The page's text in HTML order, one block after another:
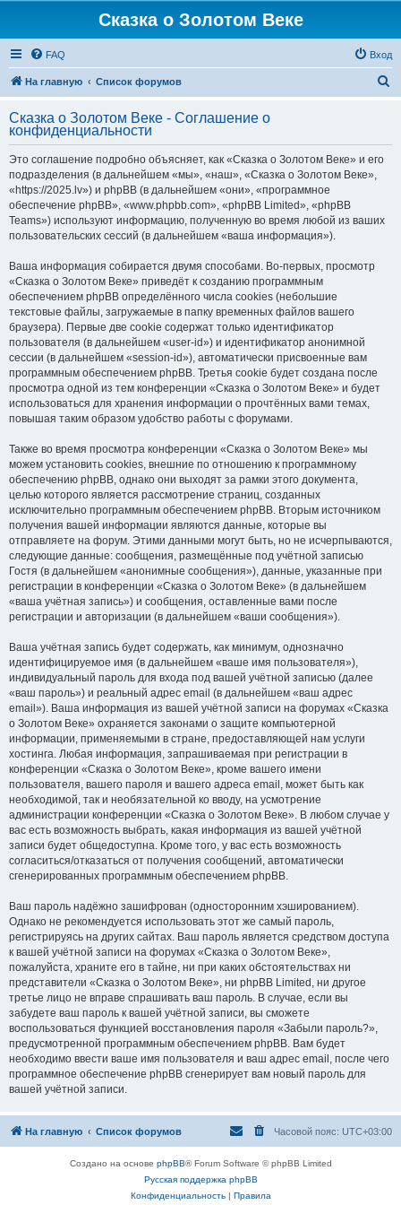
Сказка о Золотом Веке
FAQ Вход
На главную Список форумов
с
Сказка о Золотом Веке - Соглашение о
конфиденциальности
Это соглашение подробно объясняет, как «Сказка о Золотом Веке» и его
подразделения (в дальнейшем «мы», «наш», «Сказка о Золотом Веке»,
«https://2025.lv») и phpBB (в дальнейшем «они», «программное
обеспечение phpBB», «www.phpbb.com», «phpBB Limited», «phpBB
Teams») используют информацию, полученную во время любой из ваших
пользовательских сессий (в дальнейшем «ваша информация»).
Ваша информация собирается двумя способами. Во-первых, просмотр
«Сказка о Золотом Веке» приведёт к созданию программным
обеспечением phpBB определённого числа cookies (небольшие
текстовые файлы, загружаемые в папку временных файлов вашего
браузера). Первые две cookie содержат только идентификатор
пользователя (в дальнейшем «user-id») и идентификатор анонимной
сессии (в дальнейшем «session-id»), автоматически присвоенные вам
программным обеспечением phpBB. Третья cookie будет создана после
просмотра одной из тем конференции «Сказка о Золотом Веке» и будет
использоваться для хранения информации о прочтённых вами темах,
повышая таким образом удобство работы с форумами.
Также во время просмотра конференции «Сказка о Золотом Веке» мы
можем установить cookies, внешние по отношению к программному
обеспечению phpBB, однако они выходят за рамки этого документа,
целью которого является рассмотрение страниц, созданных
исключительно программным обеспечением phpBB. Вторым источником
получения вашей информации являются данные, которые вы
отправляете на форум. Этими данными могут быть, но не исчерпываются,
следующие данные: сообщения, размещённые под учётной записью
Гостя (в дальнейшем «анонимные сообщения»), данные, указанные при
регистрации в конференции «Сказка о Золотом Веке» (в дальнейшем
«ваша учётная запись») и сообщения, оставленные вами после
регистрации и авторизации (в дальнейшем «ваши сообщения»).
Ваша учётная запись будет содержать, как минимум, однозначно
идентифицируемое имя (в дальнейшем «ваше имя пользователя»),
индивидуальный пароль для входа под вашей учётной записью (далее
«ваш пароль») и реальный адрес email (в дальнейшем «ваш адрес
email»). Ваша информация из вашей учётной записи на форумах «Сказка
о Золотом Веке» охраняется законами о защите компьютерной
информации, применяемыми в стране, предоставляющей нам услуги
хостинга. Любая информация, запрашиваемая при регистрации в
конференции «Сказка о Золотом Веке», кроме вашего имени
пользователя, вашего пароля и вашего адреса email, может быть как
необходимой, так и необязательной ко вводу, на усмотрение
администрации конференции «Сказка о Золотом Веке». В любом случае у
вас есть возможность выбрать, какая информация из вашей учётной
записи будет общедоступна. Кроме того, у вас есть возможность
согласиться/отказаться от получения сообщений, автоматически
сгенерированных программным обеспечением phpBB.
Ваш пароль надёжно зашифрован (односторонним хэшированием).
Однако не рекомендуется использовать этот же самый пароль,
регистрируясь на других сайтах. Ваш пароль является средством доступа
к вашей учётной записи на форумах «Сказка о Золотом Веке»,
пожалуйста, храните его в тайне, ни при каких обстоятельствах ни
представители «Сказка о Золотом Веке», ни phpBB Limited, ни другое
третье лицо не вправе спрашивать ваш пароль. В случае, если вы
забудете ваш пароль к вашей учётной записи, вы сможете
воспользоваться функцией восстановления пароля «Забыли пароль?»,
предусмотренной программным обеспечением phpBB. Вам будет
необходимо ввести ваше имя пользователя и ваш адрес email, после чего
программное обеспечение phpBB сгенерирует вам новый пароль для
вашей учётной записи.
На главную Список форумов Часовой пояс: UTC+03:00
Создано на основе phpBB® Forum Software © phpBB Limited
Русская поддержка phpBB
Конфиденциальность| Правила